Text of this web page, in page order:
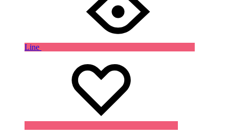
Line